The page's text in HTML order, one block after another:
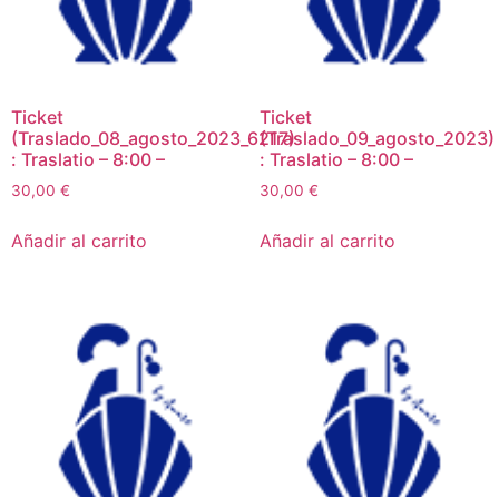
Ticket
(Traslado_08_agosto_2023_6217)
: Traslatio – 8:00 –
30,00 €
Añadir al carrito
Ticket
(Traslado_09_agosto_2023)
: Traslatio – 8:00 –
30,00 €
Añadir al carrito